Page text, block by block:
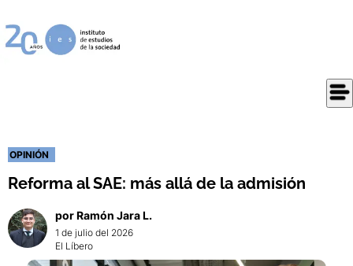
OPINIÓN
Reforma al SAE: más allá de la admisión
porRamón Jara L.
1 de julio del 2026
El Líbero